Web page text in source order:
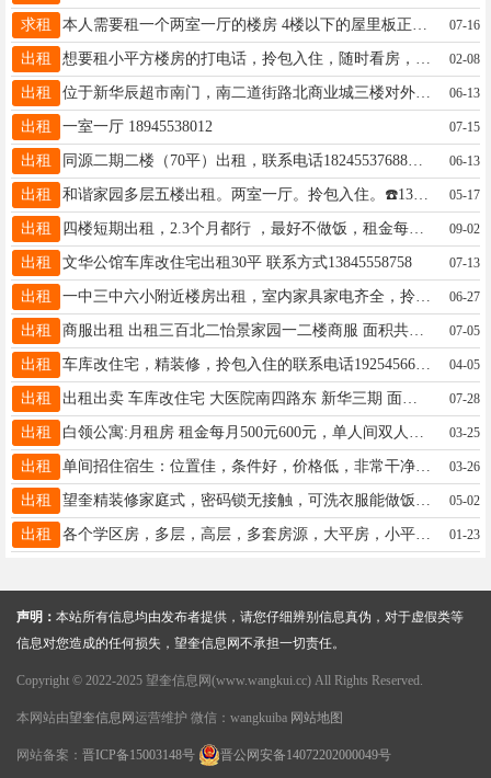
求租 07-16
出租 02-08
出租 位于新华辰超市南门，南二道街路北商业城三楼对外出租，小平方，室外有大平台，适合老人居住，年租金5000元，包括物业费和取暖费，联系电话15546552555 06-13
出租 一室一厅 18945538012 07-15
出租 同源二期二楼（70平）出租，联系电话18245537688微信同步 06-13
出租 和谐家园多层五楼出租。两室一厅。拎包入住。☎️13846787700 05-17
出租 四楼短期出租，2.3个月都行 ，最好不做饭，租金每月600元，联系电话：13284052984 09-02
出租 文华公馆车库改住宅出租30平 联系方式13845558758 07-13
出租 一中三中六小附近楼房出租，室内家具家电齐全，拎包入住。有意者电联:13904555227。 06-27
出租 商服出租 出租三百北二怡景家园一二楼商服 面积共156平方 电话: 16646595517 07-05
出租 车库改住宅，精装修，拎包入住的联系电话19254566521 04-05
出租 07-28
出租 03-25
出租 单间招住宿生：位置佳，条件好，价格低，非常干净舒适，有家的感觉！电话13214550605 03-26
出租 05-02
出租 各个学区房，多层，高层，多套房源，大平房，小平房，一室一厅，两室一厅，☎️15344552208 01-23
声明： 本站所有信息均由发布者提供，请您仔细辨别信息真伪，对于虚假类等
信息对您造成的任何损失，望奎信息网不承担一切责任。
Copyright © 2022-2025 望奎信息网(www.wangkui.cc) All Rights Reserved.
本网站由望奎信息网 运营维护 微信：wangkuiba 网站地图
网站备案： 晋ICP备15003148号 晋公网安备14072202000049号